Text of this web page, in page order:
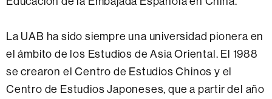
La UAB ha sido siempre una universidad pionera en
el ámbito de los Estudios de Asia Oriental. El 1988
se crearon el Centro de Estudios Chinos y el
Centro de Estudios Japoneses, que a partir del año